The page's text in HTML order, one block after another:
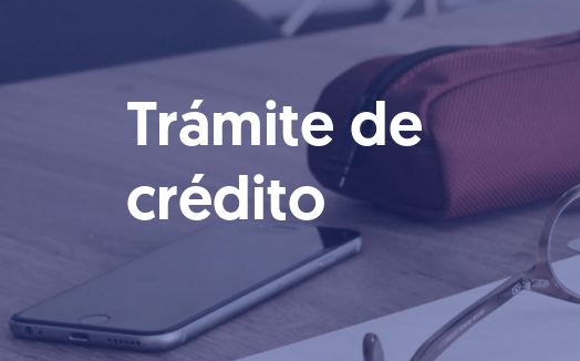
Trámite de
crédito